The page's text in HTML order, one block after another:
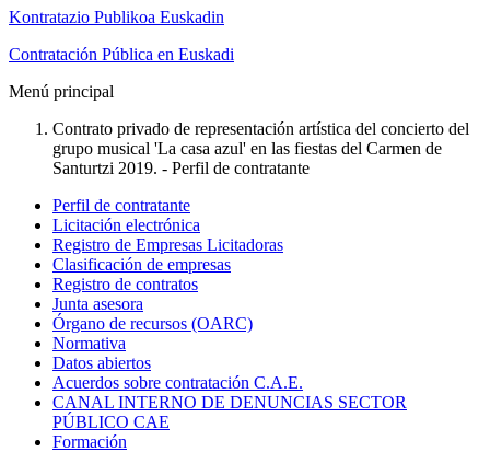
Kontratazio Publikoa Euskadin
Contratación Pública en Euskadi
Menú principal
Contrato privado de representación artística del concierto del
grupo musical 'La casa azul' en las fiestas del Carmen de
Santurtzi 2019. - Perfil de contratante
Perfil de contratante
Licitación electrónica
Registro de Empresas Licitadoras
Clasificación de empresas
Registro de contratos
Junta asesora
Órgano de recursos (OARC)
Normativa
Datos abiertos
Acuerdos sobre contratación C.A.E.
CANAL INTERNO DE DENUNCIAS SECTOR
PÚBLICO CAE
Formación